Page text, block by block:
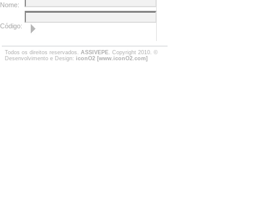
Nome:
Código:
Todos os direitos reservados. ASSIVEPE. Copyright 2010. ©
Desenvolvimento e Design: iconO2 [www.iconO2.com]